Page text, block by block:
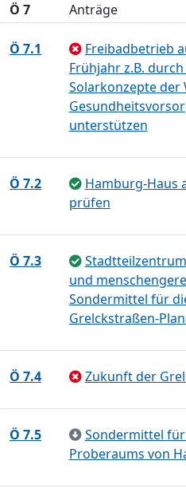
Ö 7 Anträge
Ö 7.1
Freibadbetrieb
Frühjahr z.B.
Solarkonzepte der
unterstützen
Ö 7.2
Hamburg-Haus
prüfen
Ö 7.3
und
Sondermittel für
Grelckstraßen-
Ö 7.4
Zukunft der
Ö 7.5
Sondermittel
Proberaums von